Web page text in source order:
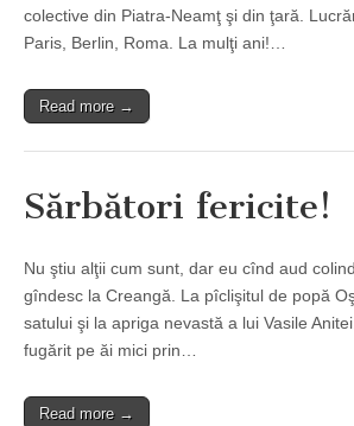
colective din Piatra-Neamţ şi din ţară.
Paris, Berlin, Roma. La mulţi ani!…
Read more →
Sărbători fericite!
Nu ştiu alţii cum sunt, dar eu cînd aud
gîndesc la Creangă. La pîclişitul de popă
satului şi la apriga nevastă a lui Vasile
fugărit pe ăi mici prin…
Read more →